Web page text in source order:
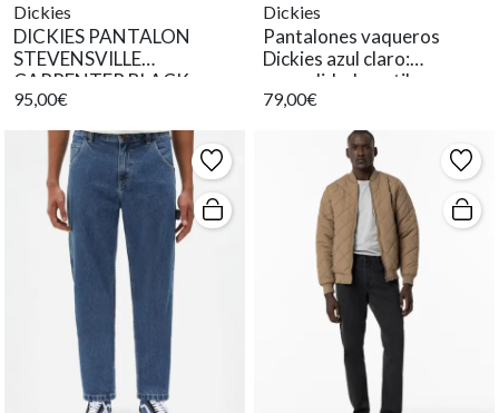
Dickies
DICKIES PANTALON
STEVENSVILLE
CARPENTER BLACK
WASH
95,00€
Dickies
Pantalones vaqueros
Dickies azul claro:
comodidad y estilo para
hombre moderno
79,00€